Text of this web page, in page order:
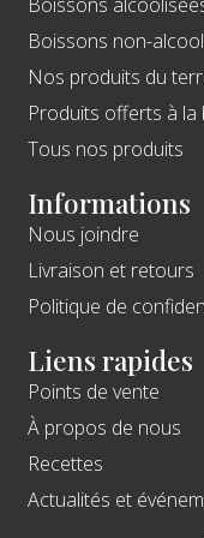
Boissons non-
Nos produits du
Produits offerts à la
Tous nos produits
Informations
Nous joindre
Livraison et retours
Politique de
Liens rapides
Points de vente
À propos de nous
Recettes
Actualités et